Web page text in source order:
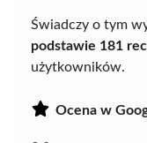
Świadczy o tym
podstawie 181
użytkowników.
Ocena w